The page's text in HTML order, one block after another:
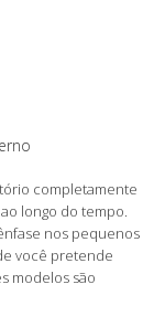
completamente
longo do tempo.
nos pequenos
você pretende
modelos são